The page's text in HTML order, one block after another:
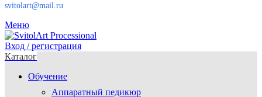
svitolart@mail.ru
Меню
Вход / регистрация
Каталог
Обучение
Аппаратный педикюр